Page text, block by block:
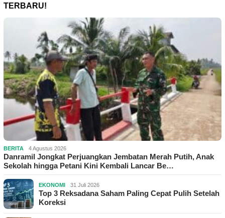
TERBARU!
BERITA 4 Agustus 2026
Danramil Jongkat Perjuangkan Jembatan Merah Putih, Anak
Sekolah hingga Petani Kini Kembali Lancar Be…
EKONOMI 31 Juli 2026
Top 3 Reksadana Saham Paling Cepat Pulih Setelah
Koreksi